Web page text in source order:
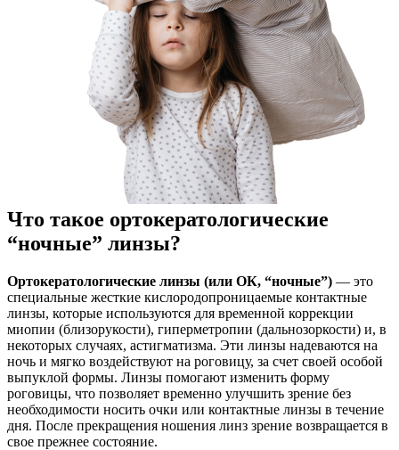
Что такое ортокератологические
“ночные” линзы?
Ортокератологические линзы (или ОК, “ночные”) — это
специальные жесткие кислородопроницаемые контактные
линзы, которые используются для временной коррекции
миопии (близорукости), гиперметропии (дальнозоркости) и, в
некоторых случаях, астигматизма. Эти линзы надеваются на
ночь и мягко воздействуют на роговицу, за счет своей особой
выпуклой формы. Линзы помогают изменить форму
роговицы, что позволяет временно улучшить зрение без
необходимости носить очки или контактные линзы в течение
дня. После прекращения ношения линз зрение возвращается в
свое прежнее состояние.